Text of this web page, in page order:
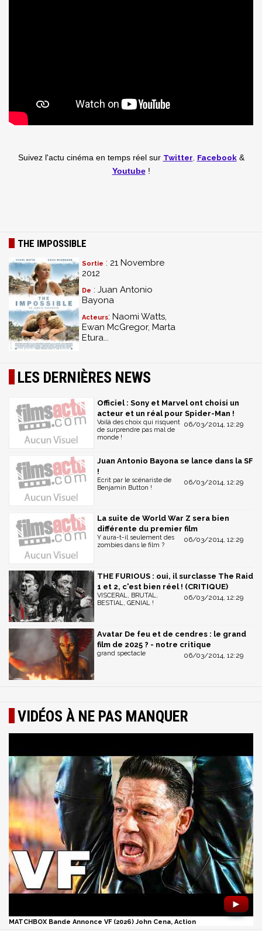
Suivez l'actu cinéma en temps réel sur Twitter Facebook&
Youtube!
THE IMPOSSIBLE
Sortie : 21 Novembre
2012
De : Juan Antonio
Bayona
Acteurs: Naomi Watts,
Ewan McGregor, Marta
Etura...
LES DERNIÈRES NEWS
Officiel : Sony et Marvel ont choisi un
acteur et un réal pour Spider-Man !
06/03/2014, 12:29
Voilà des choix qui risquent
de surprendre pas mal de
monde !
Juan Antonio Bayona se lance dans la SF
!
06/03/2014, 12:29
Ecrit par le scénariste de
Benjamin Button !
La suite de World War Z sera bien
différente du premier film
06/03/2014, 12:29
Y aura-t-il seulement des
zombies dans le film ?
THE FURIOUS : oui, il surclasse The Raid
1 et 2, c'est bien réel ! (CRITIQUE)
06/03/2014, 12:29
VISCERAL, BRUTAL,
BESTIAL, GENIAL !
Avatar De feu et de cendres : le grand
film de 2025 ? - notre critique
06/03/2014, 12:29
grand spectacle
VIDÉOS À NE PAS MANQUER
►
MATCHBOX Bande Annonce VF (2026) John Cena, Action